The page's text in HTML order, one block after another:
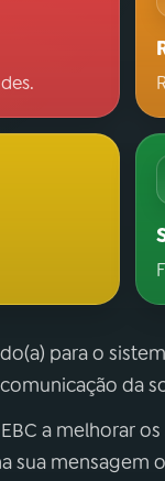
para o
da
a melhorar
sua mensagem